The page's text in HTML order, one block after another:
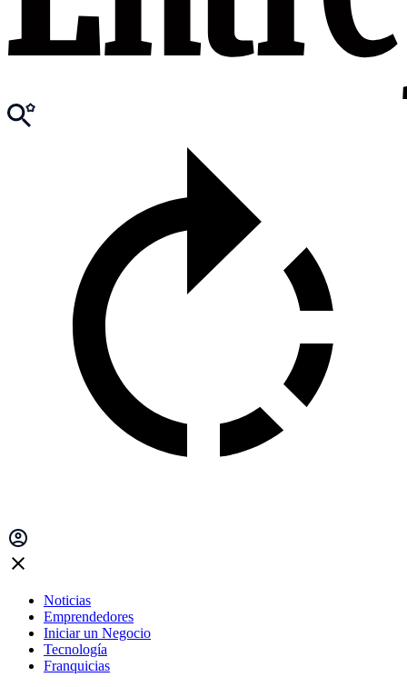
Noticias
Emprendedores
Iniciar un Negocio
Tecnología
Franquicias